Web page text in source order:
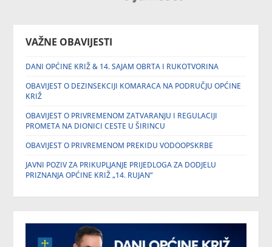
VAŽNE OBAVIJESTI
DANI OPĆINE KRIŽ & 14. SAJAM OBRTA I RUKOTVORINA
OBAVIJEST O DEZINSEKCIJI KOMARACA NA PODRUČJU OPĆINE
KRIŽ
OBAVIJEST O PRIVREMENOM ZATVARANJU I REGULACIJI
PROMETA NA DIONICI CESTE U ŠIRINCU
OBAVIJEST O PRIVREMENOM PREKIDU VODOOPSKRBE
JAVNI POZIV ZA PRIKUPLJANJE PRIJEDLOGA ZA DODJELU
PRIZNANJA OPĆINE KRIŽ „14. RUJAN“